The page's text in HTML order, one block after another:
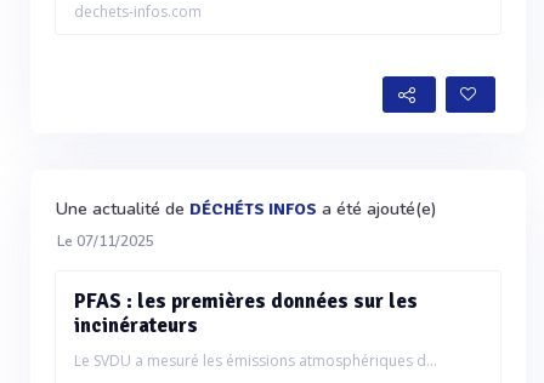
dechets-infos.com
Une actualité de DÉCHÉTS INFOS a été ajouté(e)
Le 07/11/2025
PFAS : les premières données sur les
incinérateurs
Le SVDU a mesuré les émissions atmosphériques d...